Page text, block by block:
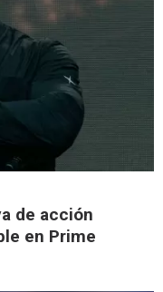
de acción
en Prime